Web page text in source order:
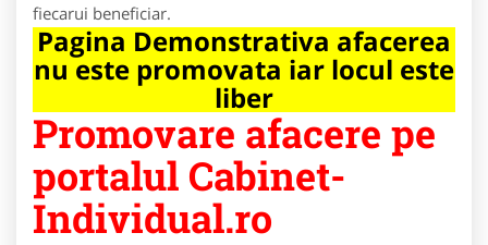
fiecarui beneficiar.
Pagina Demonstrativa afacerea
nu este promovata iar locul este
liber
Promovare afacere pe
portalul Cabinet-
Individual.ro